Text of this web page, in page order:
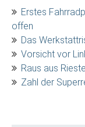
Erstes
offen
Das
Vorsicht vor
Raus aus
Zahl der